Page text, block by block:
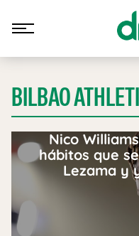
BILBAO
Nico
hábitos que
Lezama y